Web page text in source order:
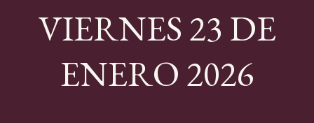
VIERNES 23 DE
ENERO 2026